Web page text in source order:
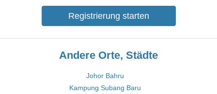
Registrierung starten
Andere Orte, Städte
Johor Bahru
Kampung Subang Baru